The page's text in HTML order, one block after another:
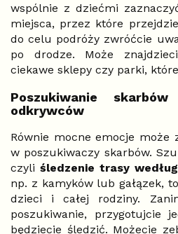
wspólnie z dziećmi
miejsca, przez które
do celu podróży zwróćcie
po drodze. Może
ciekawe sklepy czy parki,
Poszukiwanie
odkrywców
Równie mocne emocje może
w poszukiwaczy skarbów.
czyli śledzenie trasy
np. z kamyków lub gałązek,
dzieci i całej rodziny.
poszukiwanie, przygotujcie
będziecie śledzić. Możecie